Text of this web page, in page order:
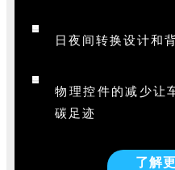
日夜间转换设计和
物理控件的减少让
碳足迹
了解